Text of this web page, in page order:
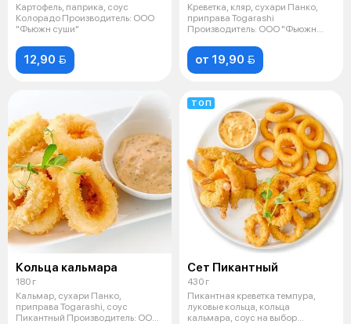
Картофель, паприка, соус
Колорадо Производитель: ООО
"Фьюжн суши"
12,90 
Креветка, кляр, сухари Панко,
приправа Togarashi
Производитель: ООО "Фьюжн
от 19,90 
Кольца кальмара
180 г
Кальмар, сухари Панко,
приправа Togarashi, соус
Пикантный Производитель: ООО
ТОП
Сет Пикантный
430 г
Пикантная креветка темпура,
луковые кольца, кольца
кальмара, соус на выбор